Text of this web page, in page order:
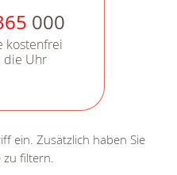
000
kostenfrei
die Uhr
ein. Zusätzlich haben Sie
zu filtern.